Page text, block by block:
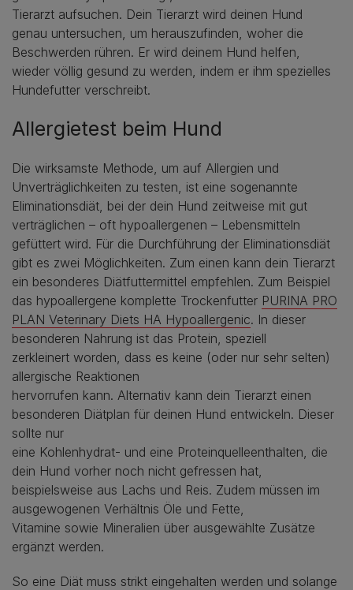
Tierarzt aufsuchen. Dein Tierarzt wird deinen Hund
genau untersuchen, um herauszufinden, woher die
Beschwerden rühren. Er wird deinem Hund helfen,
wieder völlig gesund zu werden, indem er ihm spezielles
Hundefutter verschreibt.
Allergietest beim Hund
Die wirksamste Methode, um auf Allergien und
Unverträglichkeiten zu testen, ist eine sogenannte
Eliminationsdiät, bei der dein Hund zeitweise mit gut
verträglichen – oft hypoallergenen – Lebensmitteln
gefüttert wird. Für die Durchführung der Eliminationsdiät
gibt es zwei Möglichkeiten. Zum einen kann dein Tierarzt
ein besonderes Diätfuttermittel empfehlen. Zum Beispiel
das hypoallergene komplette Trockenfutter PURINA PRO
PLAN Veterinary Diets HA Hypoallergenic. In dieser
besonderen Nahrung ist das Protein, speziell
zerkleinert worden, dass es keine (oder nur sehr selten)
allergische Reaktionen
hervorrufen kann. Alternativ kann dein Tierarzt einen
besonderen Diätplan für deinen Hund entwickeln. Dieser
sollte nur
eine Kohlenhydrat- und eine Proteinquelleenthalten, die
dein Hund vorher noch nicht gefressen hat,
beispielsweise aus Lachs und Reis. Zudem müssen im
ausgewogenen Verhältnis Öle und Fette,
Vitamine sowie Mineralien über ausgewählte Zusätze
ergänzt werden.
So eine Diät muss strikt eingehalten werden und solange